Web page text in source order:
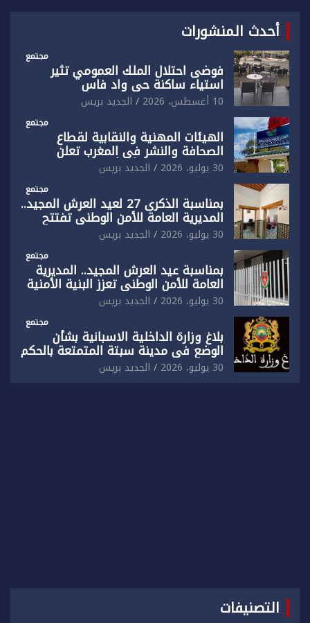
أحدث المنشورات
مجتمع
فوضى احتلال الملك العمومي تثير
استياء ساكنة حي واد فاس
10 أغسطس، 2026 الجديد بريس
مجتمع
الهيئات المهنية والنقابية لقطاع
الصحافة والنشر في المغرب تعلن
رفضها القاطع لـ”أي أجندة انتخابية
مُعدة على مقاس سياسي ومصلحي
ضيق”
30 يوليو، 2026 الجديد بريس
مجتمع
بمناسبة الذكرى 27 لعيد العرش المجيد..
المديرية العامة للأمن الوطني تفتتح
المقر الجديد لفرقة الشرطة السياحية
بفاس
30 يوليو، 2026 الجديد بريس
مجتمع
بمناسبة عيد العرش المجيد.. المديرية
العامة للأمن الوطني تعزز البنية الأمنية
بالناظور بإحداث فرقتين جديدتين
30 يوليو، 2026 الجديد بريس
مجتمع
بلاغ وزارة الداخلية الاسبانية بشأن
الوضع في مدينة سبتة المتمتعة بالحكم
الذاتي
30 يوليو، 2026 الجديد بريس
التصنيفات